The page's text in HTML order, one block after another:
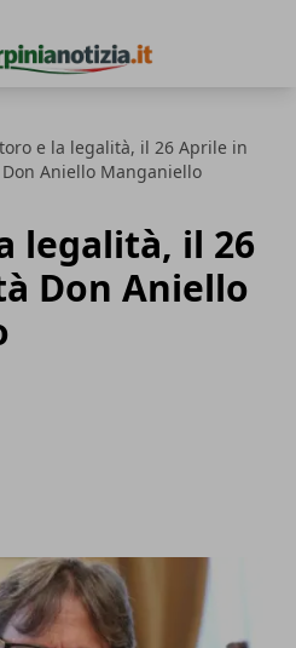
e la legalità, il 26 Aprile in
Aniello Manganiello
legalità, il 26
Don Aniello